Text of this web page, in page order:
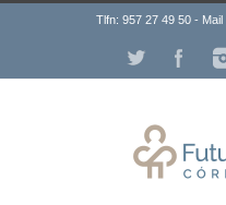
Tlfn: 957 27 49 50 -